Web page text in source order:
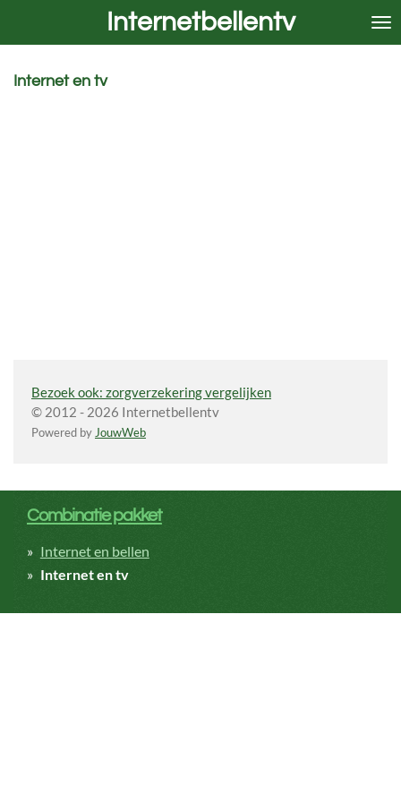
de
Internetbellentv
Internet en tv
Bezoek ook: zorgverzekering vergelijken
© 2012 - 2026 Internetbellentv
Powered by JouwWeb
Combinatie pakket
Internet en bellen
Internet en tv